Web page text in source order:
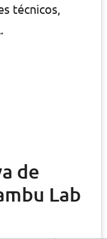
técnicos,
de
Lab